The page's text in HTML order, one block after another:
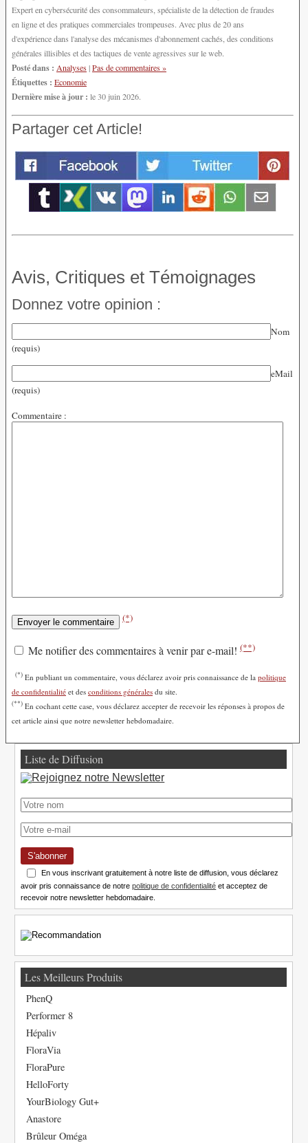
Expert en cybersécurité des consommateurs, spécialiste de la détection de fraudes
en ligne et des pratiques commerciales trompeuses. Avec plus de 20 ans
d'expérience dans l'analyse des mécanismes d'abonnement cachés, des conditions
générales illisibles et des tactiques de vente agressives sur le web.
Posté dans : Analyses|Pas de commentaires »
Étiquettes : Economie
Dernière mise à jour : le 30 juin 2026.
Partager cet Article!
Avis, Critiques et Témoignages
Donnez votre opinion :
Nom
(requis)
eMail
(requis)
Commentaire :
(*)
Me notifier des commentaires à venir par e-mail! (**)
(*) En publiant un commentaire, vous déclarez avoir pris connaissance de la politique
de confidentialité et des conditions générales du site.
(**) En cochant cette case, vous déclarez accepter de recevoir les réponses à propos de
cet article ainsi que notre newsletter hebdomadaire.
Liste de Diffusion
S'abonner
En vous inscrivant gratuitement à notre liste de diffusion, vous déclarez
avoir pris connaissance de notrepolitique de confidentialité et acceptez de
recevoir notre newsletter hebdomadaire.
Les Meilleurs Produits
PhenQ
Performer 8
Hépaliv
FloraVia
FloraPure
HelloForty
YourBiology Gut+
Anastore
Brûleur Oméga